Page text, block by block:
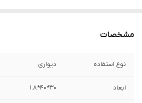
مشخصات
نوع استفاده دیواری
ابعاد 30*40*1.8